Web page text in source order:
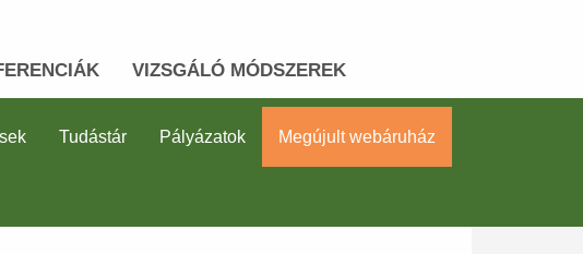
VIZSGÁLÓ MÓDSZEREK
Tudástár Pályázatok Megújult webáruház